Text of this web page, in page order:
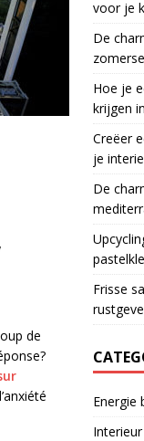
de
voor je
De
Hoe je
krijgen
Creëer
je
De
Frisse
Energie
Interieur